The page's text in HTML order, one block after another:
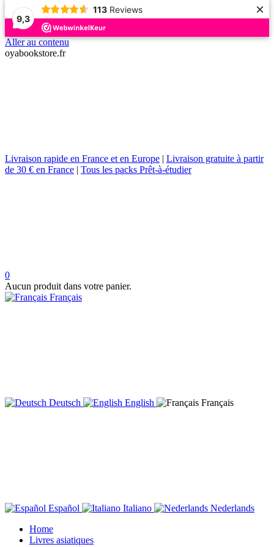
9,3
113 Reviews ×
Aller au contenu
oyabookstore.fr
Livraison rapide en France et en Europe | Livraison gratuite à partir
de 30 € en France | Tous les packs Prêt-à-étudier
0
Aucun produit dans votre panier.
Français
Deutsch English Français
Español Italiano
Nederlands
Home
Livres asiatiques